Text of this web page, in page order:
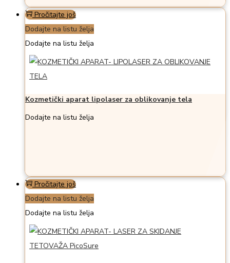
Pročitajte još
Dodajte na listu želja
Dodajte na listu želja
Kozmetički aparat lipolaser za oblikovanje tela
Dodajte na listu želja
Pročitajte još
Dodajte na listu želja
Dodajte na listu želja